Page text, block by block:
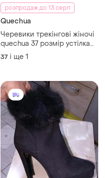
розпродаж до 13 серп
Quechua
Черевики трекінгові жіночі
quechua 37 розмір устілка
24 см | зимові waterproof
чорні
37 і ще 1